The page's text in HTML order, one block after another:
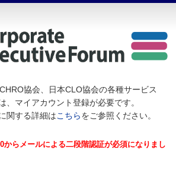
協会、日本CLO協会の各種サービス
、マイアカウント登録が必要です。
関する詳細はこちらをご参照ください。
からメールによる二段階認証が必須になりまし